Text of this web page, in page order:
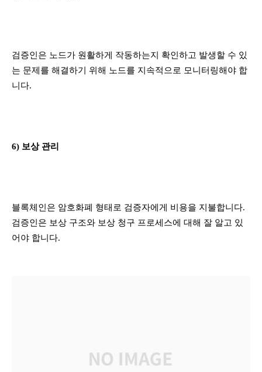
검증인은 노드가 원활하게 작동하는지 확인하고 발생할 수 있
는 문제를 해결하기 위해 노드를 지속적으로 모니터링해야 합
니다.
6) 보상 관리
블록체인은 암호화폐 형태로 검증자에게 비용을 지불합니다.
검증인은 보상 구조와 보상 청구 프로세스에 대해 잘 알고 있
어야 합니다.